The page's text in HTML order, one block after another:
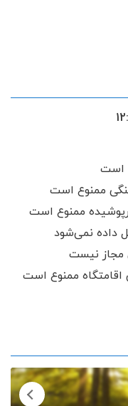
است
ممنوع است
ممنوع است
داده نمی‌شود
مجاز نیست
اقامتگاه ممنوع است